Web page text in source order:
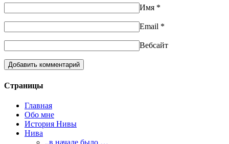
Имя *
Email *
Вебсайт
Страницы
Главная
Обо мне
История Нивы
Нива
..в начале было …